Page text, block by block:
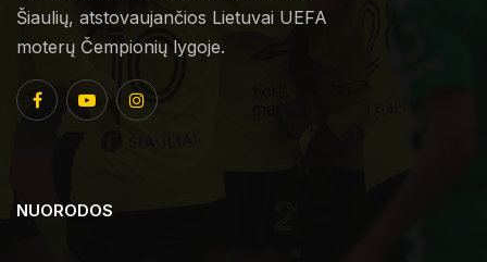
Šiaulių, atstovaujančios Lietuvai UEFA
moterų Čempionių lygoje.
NUORODOS